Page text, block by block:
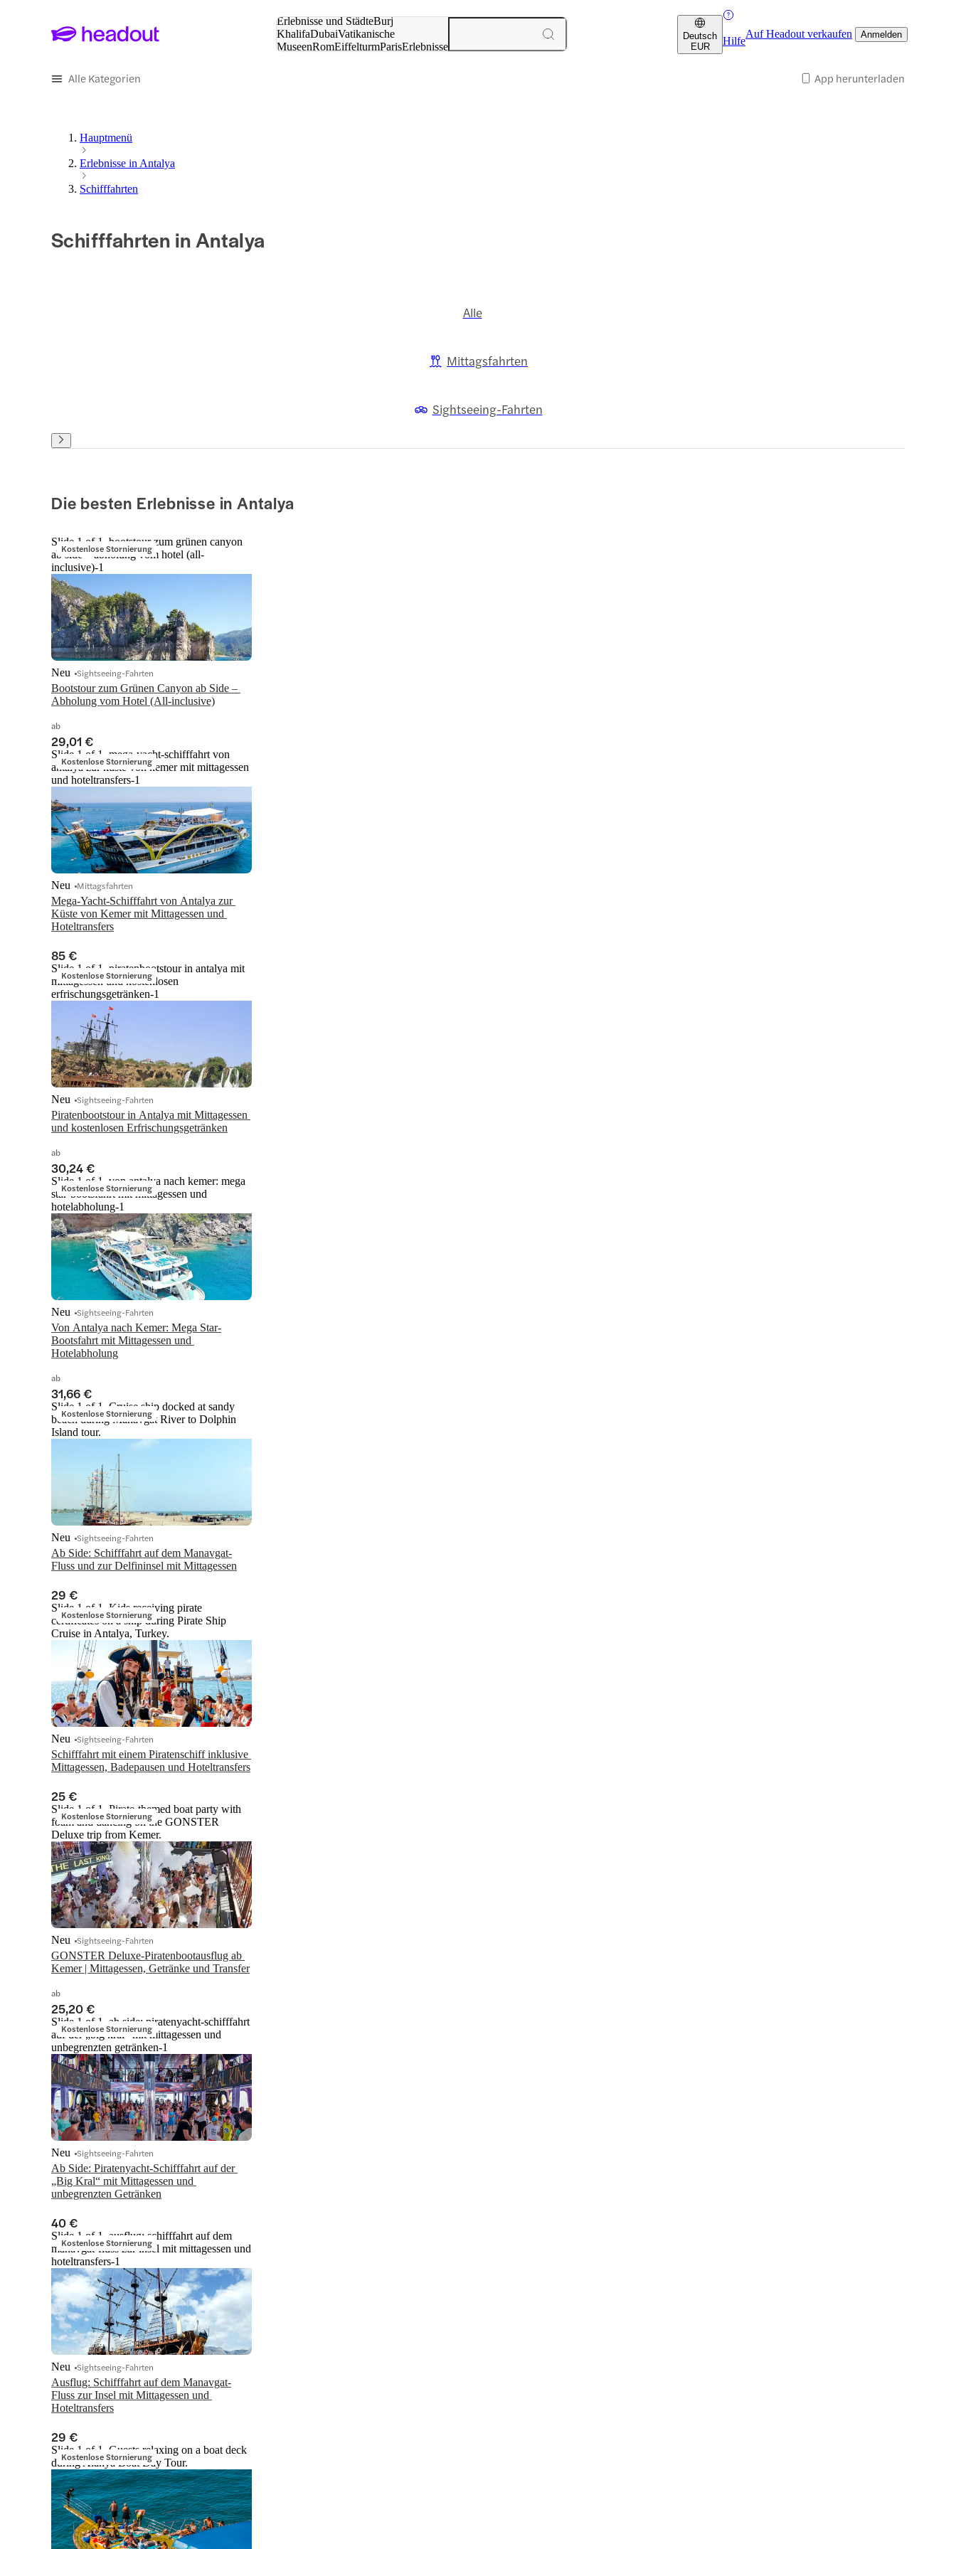
Erlebnisse und StädteBurj
KhalifaDubaiVatikanische
MuseenRomEiffelturmParisErlebnisse
Deutsch
EUR
Hilfe
Auf Headout verkaufen Anmelden
Alle Kategorien App herunterladen
Hauptmenü
Erlebnisse in Antalya
Schifffahrten
Schifffahrten in Antalya
Alle
Mittagsfahrten
Sightseeing-Fahrten
Die besten Erlebnisse in Antalya
Kostenlose Stornierung
Slide 1 of 1, bootstour zum grünen canyon
ab side – abholung vom hotel (all-
inclusive)-1
Bootstour zum Grünen Canyon ab Side –
Abholung vom Hotel (All-inclusive)
Neu Sightseeing-Fahrten
ab
29,01 €
Kostenlose Stornierung
Slide 1 of 1, mega-yacht-schifffahrt von
antalya zur küste von kemer mit mittagessen
und hoteltransfers-1
Mega-Yacht-Schifffahrt von Antalya zur
Küste von Kemer mit Mittagessen und
Hoteltransfers
Neu Mittagsfahrten
85 €
Kostenlose Stornierung
Slide 1 of 1, piratenbootstour in antalya mit
mittagessen und kostenlosen
erfrischungsgetränken-1
Piratenbootstour in Antalya mit Mittagessen
und kostenlosen Erfrischungsgetränken
Neu Sightseeing-Fahrten
ab
30,24 €
Kostenlose Stornierung
Slide 1 of 1, von antalya nach kemer: mega
star-bootsfahrt mit mittagessen und
hotelabholung-1
Von Antalya nach Kemer: Mega Star-
Bootsfahrt mit Mittagessen und
Hotelabholung
Neu Sightseeing-Fahrten
ab
31,66 €
Kostenlose Stornierung
Slide 1 of 1, Cruise ship docked at sandy
beach during Manavgat River to Dolphin
Island tour.
Ab Side: Schifffahrt auf dem Manavgat-
Fluss und zur Delfininsel mit Mittagessen
Neu Sightseeing-Fahrten
29 €
Kostenlose Stornierung
Slide 1 of 1, Kids receiving pirate
certificates on a ship during Pirate Ship
Cruise in Antalya, Turkey.
Schifffahrt mit einem Piratenschiff inklusive
Mittagessen, Badepausen und Hoteltransfers
Neu Sightseeing-Fahrten
25 €
Kostenlose Stornierung
Slide 1 of 1, Pirate-themed boat party with
foam and dancing on the GONSTER
Deluxe trip from Kemer.
GONSTER Deluxe-Piratenbootausflug ab
Kemer | Mittagessen, Getränke und Transfer
Neu Sightseeing-Fahrten
ab
25,20 €
Kostenlose Stornierung
Slide 1 of 1, ab side: piratenyacht-schifffahrt
auf der „big kral“ mit mittagessen und
unbegrenzten getränken-1
Ab Side: Piratenyacht-Schifffahrt auf der
„Big Kral“ mit Mittagessen und
unbegrenzten Getränken
Neu Sightseeing-Fahrten
40 €
Kostenlose Stornierung
Slide 1 of 1, ausflug: schifffahrt auf dem
manavgat-fluss zur insel mit mittagessen und
hoteltransfers-1
Ausflug: Schifffahrt auf dem Manavgat-
Fluss zur Insel mit Mittagessen und
Hoteltransfers
Neu Sightseeing-Fahrten
29 €
Kostenlose Stornierung
Slide 1 of 1, Guests relaxing on a boat deck
during Alanya Boat Day Tour.